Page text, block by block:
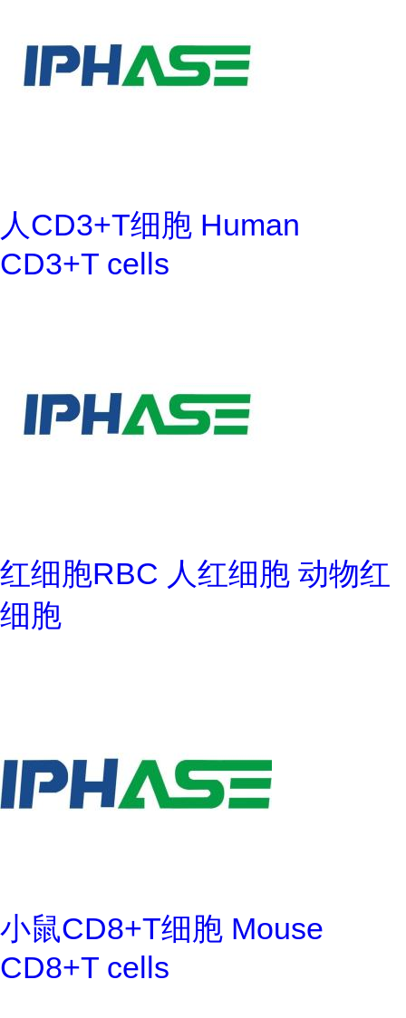
人CD3+T细胞 Human
CD3+T cells
红细胞RBC 人红细胞 动物红
细胞
小鼠CD8+T细胞 Mouse
CD8+T cells